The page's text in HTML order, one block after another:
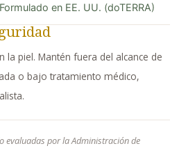
Formulado en EE. UU. (doTERRA)
la piel. Mantén fuera del alcance de
o bajo tratamiento médico,
evaluadas por la Administración de